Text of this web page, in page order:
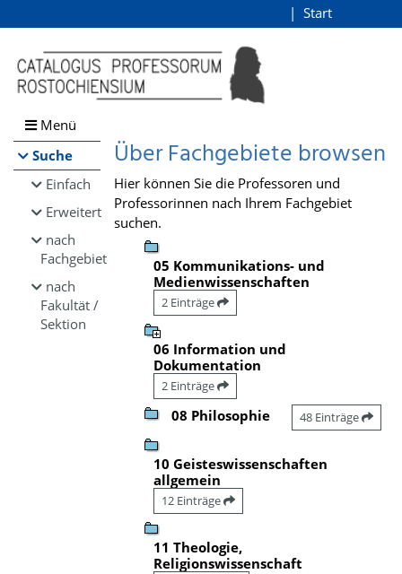
Browsen
direkt zum Inhalt
Start
Menü
Suche
Einfach
Erweitert
nach
Fachgebiet
nach
Fakultät /
Sektion
Über Fachgebiete browsen
Hier können Sie die Professoren und
Professorinnen nach Ihrem Fachgebiet
suchen.
05 Kommunikations- und
Medienwissenschaften
2 Einträge
06 Information und
Dokumentation
2 Einträge
08 Philosophie 48 Einträge
10 Geisteswissenschaften
allgemein
12 Einträge
11 Theologie,
Religionswissenschaft